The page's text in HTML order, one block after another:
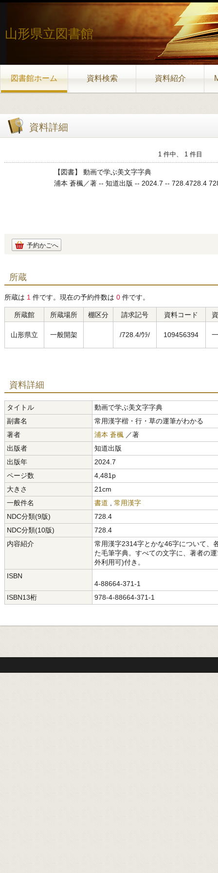
山形県立図書館
図書館ホーム 資料検索 資料紹介
資料詳細
1 件中、 1 件目
【図書】 動画で学ぶ美文字字典
浦本 蒼楓／著 -- 知道出版 -- 2024.7 -- 728.4728.4
予約かごへ
所蔵
所蔵は 1 件です。現在の予約件数は 0 件です。
所蔵館 所蔵場所 棚区分 請求記号 資料コード
山形県立 一般開架 /728.4/ｳﾗ/ 109456394
資料詳細
タイトル
動画で学ぶ美文字字典
副書名
常用漢字楷・行・草の運筆がわかる
著者
浦本 蒼楓 ／著
出版者
知道出版
出版年
2024.7
ページ数
4,481p
大きさ
21cm
一般件名
書道
常用漢字
NDC分類(9版)
728.4
NDC分類(10版)
728.4
内容紹介
常用漢字2314字とかな46字について、
た毛筆字典。すべての文字に、著者の
外利用可)付き。
ISBN
4-88664-371-1
ISBN13桁
978-4-88664-371-1